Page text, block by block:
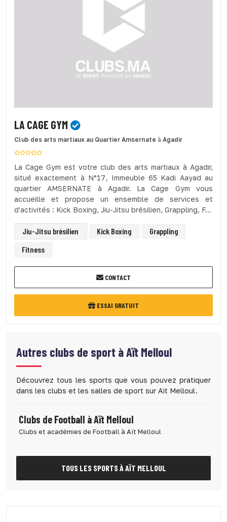
LA CAGE GYM
Club des arts martiaux au Quartier Amsernate à Agadir
La Cage Gym est votre club des arts martiaux à Agadir,
situé exactement à N°17, Immeuble 65 Kadi Aayad au
quartier AMSERNATE à Agadir. La Cage Gym vous
accueille et propose un ensemble de services et
d'activités : Kick Boxing, Jiu-Jitsu brésilien, Grappling, F...
Jiu-Jitsu brésilien Kick Boxing
Grappling
Fitness
CONTACT
ESSAI GRATUIT
Autres clubs de sport àAït Melloul
Découvrez tous les sports que vous pouvez pratiquer
dans les clubs et les salles de sport sur Aït Melloul.
Clubs de Football à Aït Melloul
Clubs et académies de Football à Aït Melloul
TOUS LES SPORTS À AÏT MELLOUL